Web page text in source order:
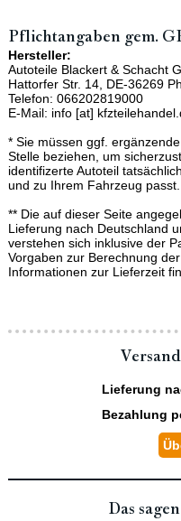
Pflichtangaben gem.
Hersteller:
Autoteile Blackert & Schacht
Hattorfer Str. 14, DE-36269
Telefon: 066202819000
E-Mail: info [at]
* Sie müssen ggf.
Stelle beziehen, um
identifizerte Autoteil
und zu Ihrem Fahrzeug passt.
** Die auf dieser Seite
Lieferung nach Deutschland
verstehen sich inklusive der
Vorgaben zur Berechnung
Informationen zur Lieferzeit
Lieferung
Bezahlung
Das